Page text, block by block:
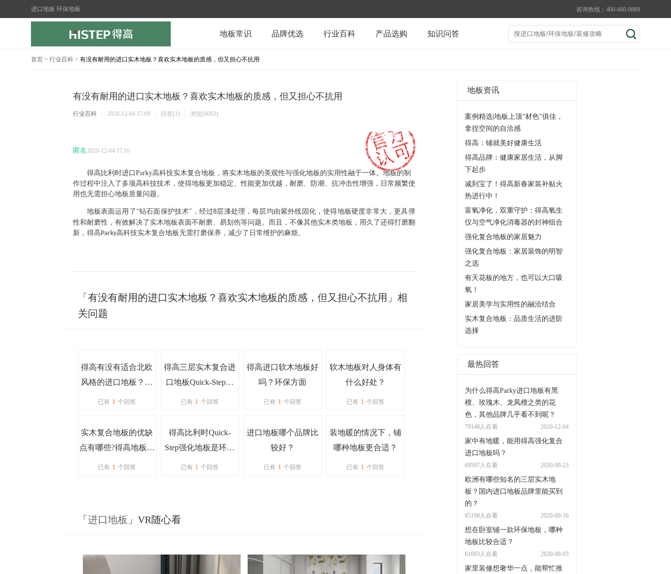
进口地板 环保地板 咨询热线：400-660-9869
地板常识 品牌优选 行业百科 产品选购 知识问答
首页 > 行业百科 > 有没有耐用的进口实木地板？喜欢实木地板的质感，但又担心不抗用
有没有耐用的进口实木地板？喜欢实木地板的质感，但又担心不抗用
行业百科 2020-12-04 17:09 回答(1) 浏览(6092)
匿名2020-12-04 17:10
得高比利时进口 Parky高科技实木复合地板，将实木地板的美观性与强化地板的实用性融于一体。地板的制
作过程中注入了多项高科技技术，使得地板更加稳定、性能更加优越，耐磨、防潮、抗冲击性增强，日常频繁使
用也无需担心地板质量问题。
地板表面运用了“钻石面保护技术”，经过8层漆处理，每层均由紫外线固化，使得地板硬度非常大，更具弹
性和耐磨性，有效解决了实木地板表面不耐磨、易划伤等问题。而且，不像其他实木类地板，用久了还得打磨翻
新，得高Parky高科技实木复合地板无需打磨保养，减少了日常维护的麻烦。
「有没有耐用的进口实木地板？喜欢实木地板的质感，但又担心不抗用」相
关问题
得高有没有适合北欧
风格的进口地板？品
质怎么样？
已有 1 个回答
得高三层实木复合进
口地板Quick-Step怎
么安装，会造成二次
吗？
已有 1 个回答
得高进口软木地板好
吗？环保方面
已有 1 个回答
软木地板对人身体有
什么好处？
已有 1 个回答
实木复合地板的优缺
点有哪些?得高地板有
什么优点?
已有 1 个回答
得高比利时Quick-
Step强化地板是环保
地板吗？
已有 1 个回答
进口地板哪个品牌比
较好？
已有 1 个回答
装地暖的情况下，铺
哪种地板更合适？
已有 1 个回答
「 进口地板 」VR随心看
地板资讯
案例精选|地板上顶“材色”俱佳，
拿捏空间的自洽感
得高：铺就美好健康生活
得高品牌：健康家居生活，从脚
下起步
减到宝了！得高新春家装补贴火
热进行中！
富氧净化，双重守护：得高氧生
仪与空气净化消毒器的封神组合
强化复合地板的家居魅力
强化复合地板：家居装饰的明智
之选
有天花板的地方，也可以大口吸
氧！
家居美学与实用性的融洽结合
实木复合地板：品质生活的进阶
选择
最热回答
为什么得高Parky进口地板有黑
檀、玫瑰木、龙凤檀之类的花
色，其他品牌几乎看不到呢？
79148人在看 2020-12-04
家中有地暖，能用得高强化复合
进口地板吗？
69507人在看 2020-09-23
欧洲有哪些知名的三层实木地
板？国内进口地板品牌里能买到
的？
65198人在看 2020-09-16
想在卧室铺一款环保地板，哪种
地板比较合适？
61693人在看 2020-09-03
家里装修想奢华一点，能帮忙推